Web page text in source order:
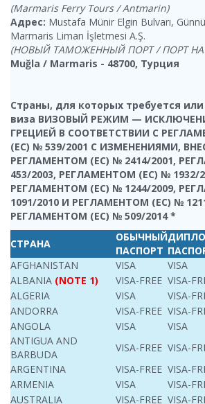
(Marmaris Ferry Tours / Antmarin)
Адрес: Mustafa Münir Elgin Bulvarı,
Marmaris Liman İşletmesi A.Ş.
(НОВЫЙ ТАМОЖЕННЫЙ ПОРТ / ПОРТ
Muğla / Marmaris - 48700, Турция
Страны, для которых требуется или
виза ВИЗОВЫЙ РЕЖИМ —
ГРЕЦИЕЙ В СООТВЕТСТВИИ С
(ЕС) № 539/2001 С ИЗМЕНЕНИЯМИ,
РЕГЛАМЕНТОМ (ЕС) № 2414/2001,
453/2003, РЕГЛАМЕНТОМ (ЕС) № 1932/
РЕГЛАМЕНТОМ (ЕС) № 1244/2009,
1091/2010 И РЕГЛАМЕНТОМ (ЕС) №
РЕГЛАМЕНТОМ (ЕС) № 509/2014 *
СТРАНА
ОБЫЧНЫЙ
ПАСПОРТ
AFGHANISTAN
VISA VISA
ALBANIA (NOTE 1) VISA-FREE VISA-
ALGERIA
VISA VISA-
ANDORRA
VISA-FREE VISA-
ANGOLA
VISA VISA
ANTIGUA AND
BARBUDA
VISA-FREE VISA-
ARGENTINA
VISA-FREE VISA-
ARMENIA
VISA VISA-
AUSTRALIA
VISA-FREE VISA-